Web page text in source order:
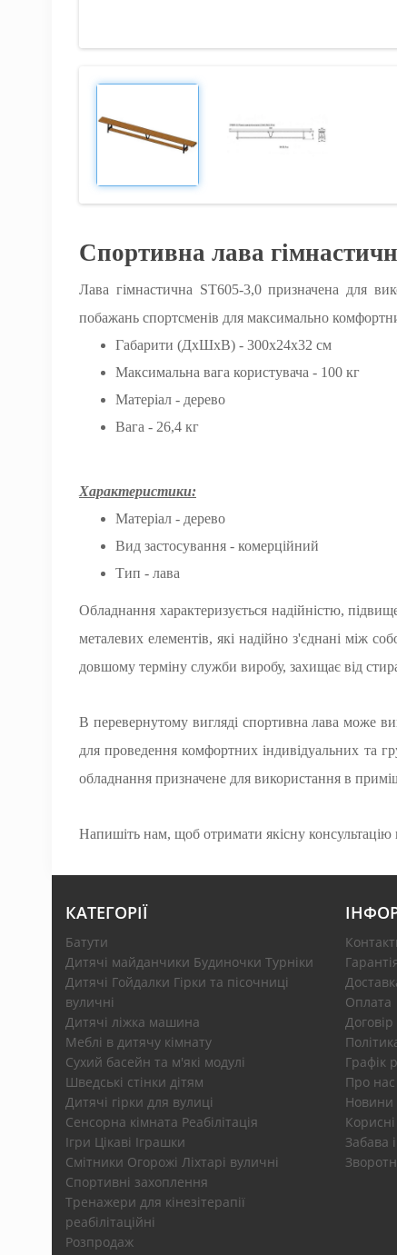
Спортивна лава
Лава гімнастична ST605-3,0 призначена для
побажань спортсменів для максимально
Габарити (ДхШхВ) - 300х24х32 см
Максимальна вага користувача - 100 кг
Матеріал - дерево
Вага - 26,4 кг
Характеристики:
Матеріал - дерево
Вид застосування - комерційний
Тип - лава
Обладнання характеризується надійністю,
металевих елементів, які надійно з'єднані між
довшому терміну служби виробу, захищає від
В перевернутому вигляді спортивна лава може
для проведення комфортних індивідуальних та
обладнання призначене для використання в
Напишіть нам, щоб отримати якісну
КАТЕГОРІЇ
Батути
Дитячі майданчики Будиночки Турніки
Дитячі Гойдалки Гірки та пісочниці
вуличні
Дитячі ліжка машина
Меблі в дитячу кімнату
Сухий басейн та м'які модулі
Шведські стінки дітям
Дитячі гірки для вулиці
Сенсорна кімната Реабілітація
Ігри Цікаві Іграшки
Смітники Огорожі Ліхтарі вуличні
Спортивні захоплення
Тренажери для кінезітерапії
реабілітаційні
Розпродаж
Оплата
Графік
Про нас
Новини
Забава